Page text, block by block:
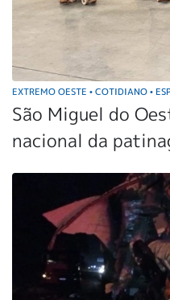
EXTREMO OESTE • COTIDIANO •
São Miguel do
nacional da